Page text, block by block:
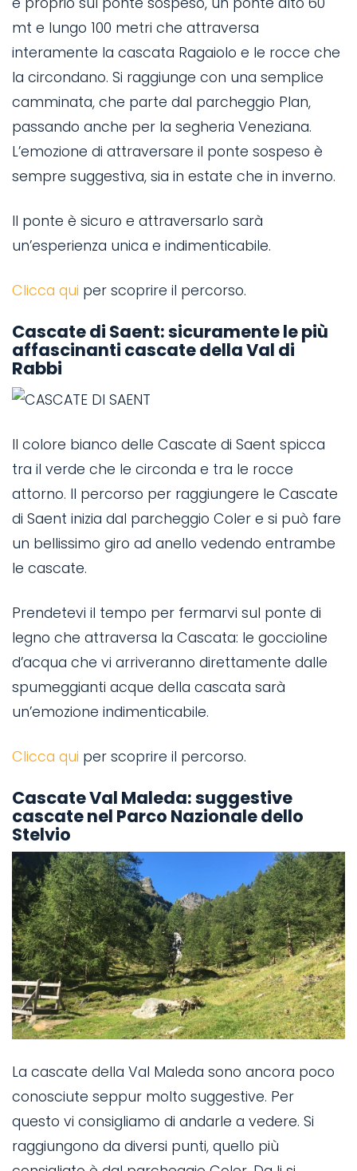
mt e lungo 100 metri che attraversa
interamente la cascata Ragaiolo e le rocce che
la circondano. Si raggiunge con una semplice
camminata, che parte dal parcheggio Plan,
passando anche per la segheria Veneziana.
L’emozione di attraversare il ponte sospeso è
sempre suggestiva, sia in estate che in inverno.
Il ponte è sicuro e attraversarlo sarà
un’esperienza unica e indimenticabile.
Clicca qui per scoprire il percorso.
Cascate di Saent: sicuramente le più
affascinanti cascate della Val di
Rabbi
Il colore bianco delle Cascate di Saent spicca
tra il verde che le circonda e tra le rocce
attorno. Il percorso per raggiungere le Cascate
di Saent inizia dal parcheggio Coler e si può fare
un bellissimo giro ad anello vedendo entrambe
le cascate.
Prendetevi il tempo per fermarvi sul ponte di
legno che attraversa la Cascata: le goccioline
d’acqua che vi arriveranno direttamente dalle
spumeggianti acque della cascata sarà
un’emozione indimenticabile.
Clicca qui per scoprire il percorso.
Cascate Val Maleda: suggestive
cascate nel Parco Nazionale dello
Stelvio
La cascate della Val Maleda sono ancora poco
conosciute seppur molto suggestive. Per
questo vi consigliamo di andarle a vedere. Si
raggiungono da diversi punti, quello più